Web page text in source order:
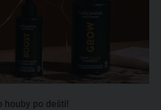
houby po dešti!